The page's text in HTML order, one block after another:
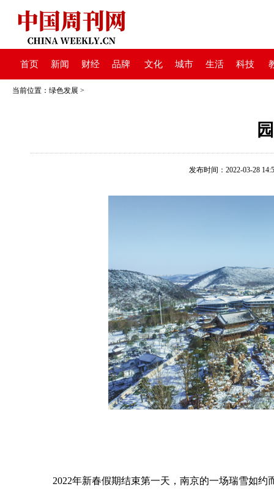
首页 新闻 财经 品牌 文化 城市 生活 科技
当前位置： 绿色发展 >
发布时间：2022-03-28
2022年新春假期结束第一天，南京的一场瑞雪如约